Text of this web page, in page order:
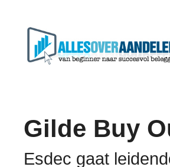
Gilde Buy
Esdec gaat